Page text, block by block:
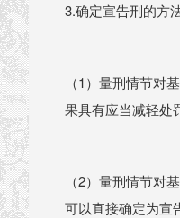
3.确定宣告刑的方
（1）量刑情节对
果具有应当减轻处
（2）量刑情节对
可以直接确定为宣